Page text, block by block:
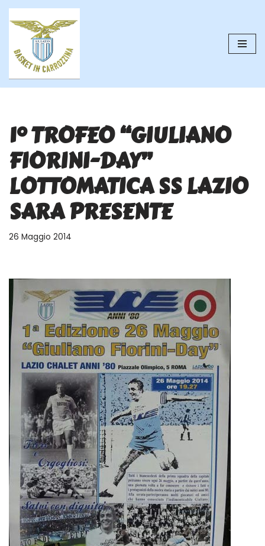
contenuto
1° TROFEO “GIULIANO
FIORINI-DAY”
LOTTOMATICA SS LAZIO
SARA PRESENTE
26 Maggio 2014